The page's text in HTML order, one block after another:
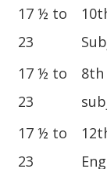
17 ½ to
23
17 ½ to
23
8th
17 ½ to
23